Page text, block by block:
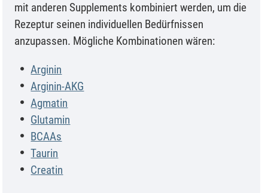
mit anderen Supplements kombiniert werden, um die
Rezeptur seinen individuellen Bedürfnissen
anzupassen. Mögliche Kombinationen wären:
Arginin
Arginin-AKG
Agmatin
Glutamin
BCAAs
Taurin
Creatin